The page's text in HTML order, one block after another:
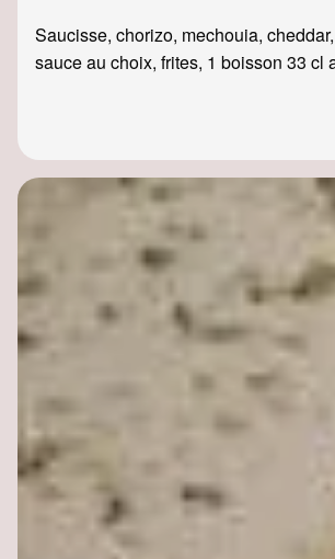
Saucisse, chorizo, mechouia,
sauce au choix, frites, 1 boisson 33 cl